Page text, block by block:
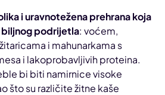
i uravnotežena prehrana koja
podrijetla: voćem,
i mahunarkama s
i lakoprobavljivih proteina.
bi biti namirnice visoke
što su različite žitne kaše